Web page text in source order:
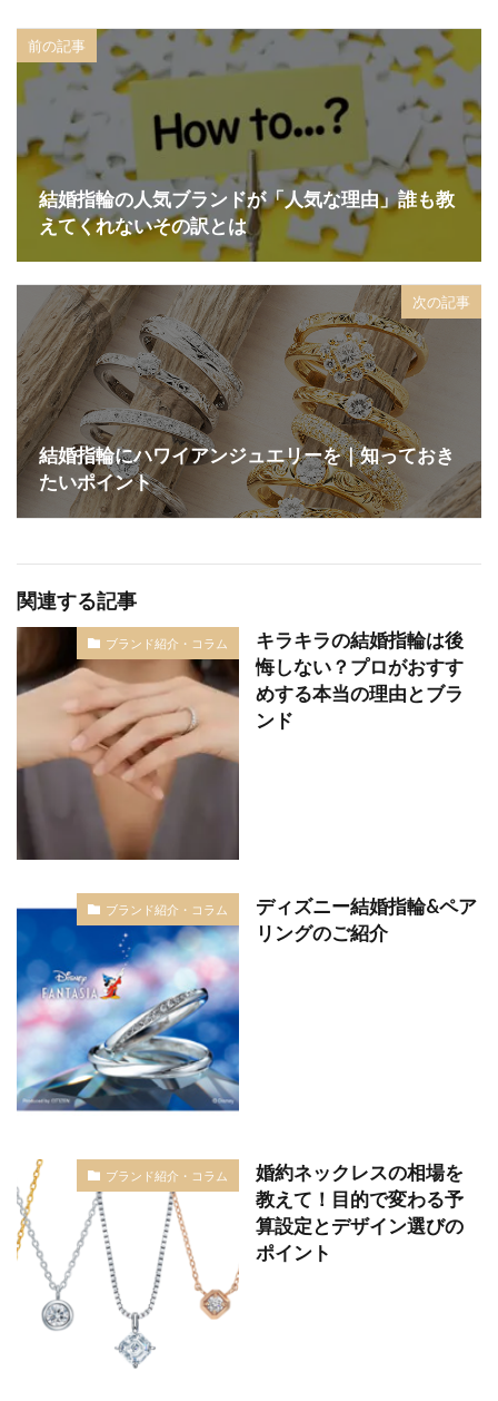
前の記事
結婚指輪の人気ブランドが「人気な理由」誰も教
えてくれないその訳とは
次の記事
結婚指輪にハワイアンジュエリーを｜知っておき
たいポイント
関連する記事
ブランド紹介・コラム
キラキラの結婚指輪は後
悔しない？プロがおすす
めする本当の理由とブラ
ンド
ブランド紹介・コラム
ディズニー結婚指輪&ペア
リングのご紹介
ブランド紹介・コラム
婚約ネックレスの相場を
教えて！目的で変わる予
算設定とデザイン選びの
ポイント